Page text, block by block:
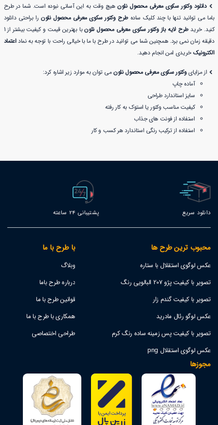
دانلود وکتور سکوی معرفی محصول نئونهیچ وقت به این آسانی نبوده است. شما در طرح
باما می توانید تنها با چند کلیک سادهطرح وکتور سکوی معرفی محصول نئون را براحتی دانلود
کنید. خریدطرح لایه باز وکتور سکوی معرفی محصول نئون
با بهترین قیمت و کیفیت بیشتر از 1
دقیقه زمان نمی برد. همچنین شما می توانید در طرح با ما با خیالی راحت با توجه به نماداعتماد
الکترونیک خریدی امن انجام دهید.
از مزایایوکتور سکوی معرفی محصول نئونمی توان به موارد زیر اشاره کرد:
آماده چاپ
سایز استاندارد طراحی
کیفیت مناسب وکتور یا استوک به کار رفته
استفاده از فونت های جذاب
استفاده از ترکیب رنگی استاندارد هر کسب و کار
دانلود سریع پشتیبانی 24 ساعته
محبوب ترین طرح ها
عکس لوگوی استقلال با ستاره
تصویر با کیفیت پژو 207 البالویی رنگ
تصویر با کیفیت گندم زار
عکس لوگو رئال مادرید
تصویر با کیفیت پس زمینه ساده رنگ کرم
عکس لوگوی استقلال png
با طرح با ما
وبلاگ
درباره طرح باما
قوانین طرح با ما
همکاری با طرح با ما
طراحی اختصاصی
مجوزها